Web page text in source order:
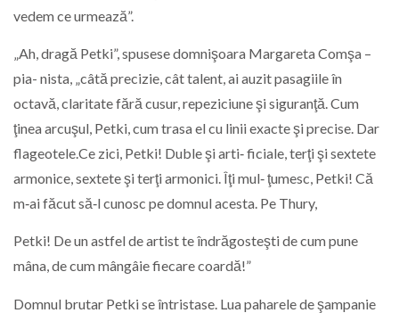
vedem ce urmează”.
„Ah, dragă Petki”, spusese domnişoara Margareta Comşa –
pia- nista, „câtă precizie, cât talent, ai auzit pasagiile în
octavă, claritate fără cusur, repeziciune şi siguranţă. Cum
ţinea arcuşul, Petki, cum trasa el cu linii exacte şi precise. Dar
flageotele.Ce zici, Petki! Duble şi arti‑ ficiale, terţi şi sextete
armonice, sextete şi terţi armonici. Îţi mul‑ ţumesc, Petki! Că
m‑ai făcut să‑l cunosc pe domnul acesta. Pe Thury,
Petki! De un astfel de artist te îndrăgosteşti de cum pune
mâna, de cum mângâie fiecare coardă!”
Domnul brutar Petki se întristase. Lua paharele de şampanie